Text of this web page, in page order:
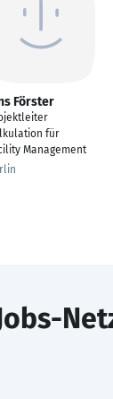
Förster
für
Management